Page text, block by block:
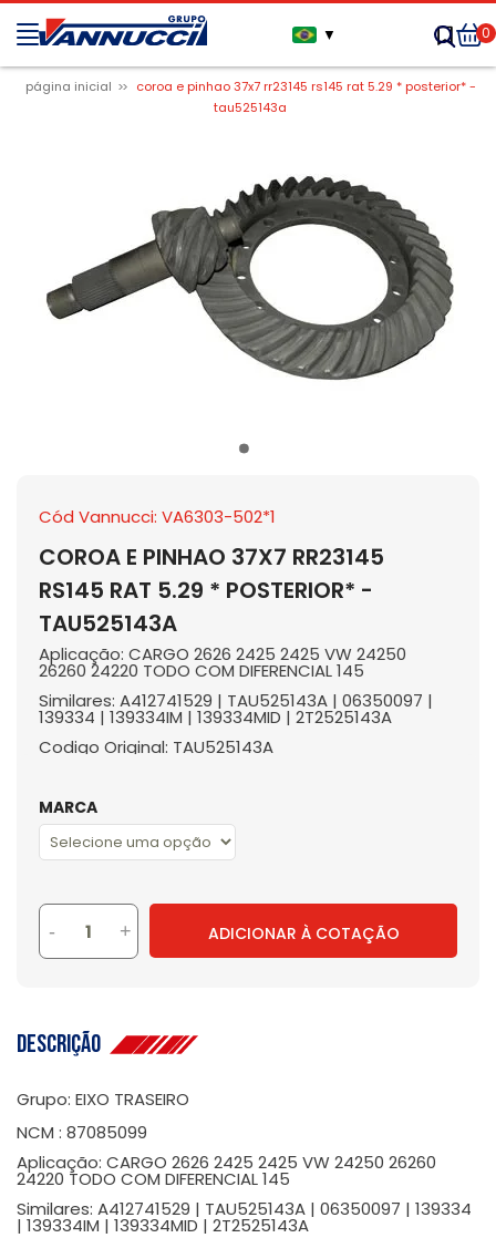
▼ 0
página inicial
coroa e pinhao 37x7 rr23145 rs145 rat 5.29 * posterior* -
tau525143a
Cód Vannucci: VA6303-502*1
COROA E PINHAO 37X7 RR23145
RS145 RAT 5.29 * POSTERIOR* -
TAU525143A
Aplicação: CARGO 2626 2425 2425 VW 24250
26260 24220 TODO COM DIFERENCIAL 145
Similares: A412741529 | TAU525143A | 06350097 |
139334 | 139334IM | 139334MID | 2T2525143A
Codigo Original: TAU525143A
MARCA
- + ADICIONAR À COTAÇÃO
Descrição
Grupo: EIXO TRASEIRO
NCM : 87085099
Aplicação: CARGO 2626 2425 2425 VW 24250 26260
24220 TODO COM DIFERENCIAL 145
Similares: A412741529 | TAU525143A | 06350097 | 139334
| 139334IM | 139334MID | 2T2525143A